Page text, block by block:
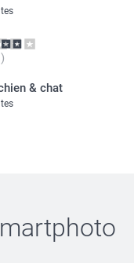
& chat